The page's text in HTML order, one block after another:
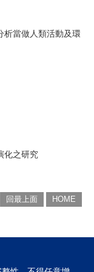
析當做人類活動及環
化之研究
回最上面 HOME